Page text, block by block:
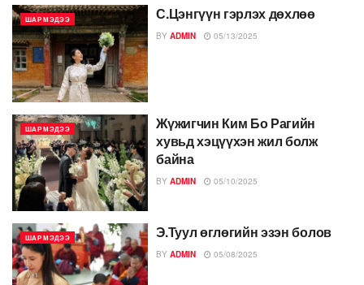
ШАР МЭДЭЭ С.Цэнгүүн гэрлэх дөхлөө
BY ADMIN 05/13/2025
ШАР МЭДЭЭ
Жүжигчин Ким Бо Рагийн
хувьд хэцүүхэн жил болж
байна
BY ADMIN 05/10/2025
ШАР МЭДЭЭ Э.Туул өглөгийн эзэн болов
BY ADMIN 05/08/2025